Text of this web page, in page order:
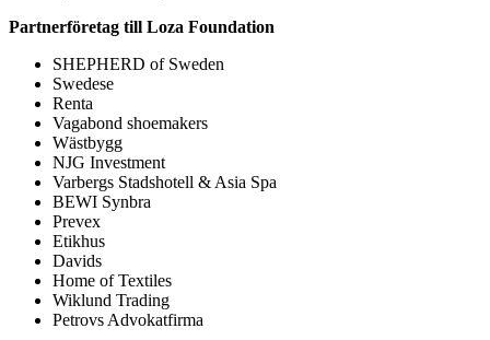
Partnerföretag till Loza Foundation
SHEPHERD of Sweden
Swedese
Renta
Vagabond shoemakers
Wästbygg
NJG Investment
Varbergs Stadshotell & Asia Spa
BEWI Synbra
Prevex
Etikhus
Davids
Home of Textiles
Wiklund Trading
Petrovs Advokatfirma